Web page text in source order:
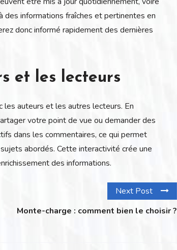
des informations fraîches et pertinentes en
donc informé rapidement des dernières
et les lecteurs
les auteurs et les autres lecteurs. En
votre point de vue ou demander des
dans les commentaires, ce qui permet
abordés. Cette interactivité crée une
des informations.
Next Post
Monte-charge : comment bien le choisir ?